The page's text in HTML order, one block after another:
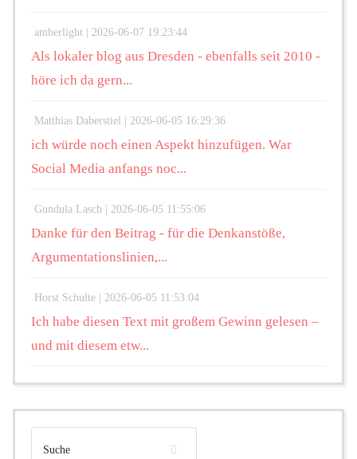
amberlight | 2026-06-07 19:23:44
Als lokaler blog aus Dresden - ebenfalls seit 2010 -
höre ich da gern...
Matthias Daberstiel | 2026-06-05 16:29:36
ich würde noch einen Aspekt hinzufügen. War
Social Media anfangs noc...
Gundula Lasch | 2026-06-05 11:55:06
Danke für den Beitrag - für die Denkanstöße,
Argumentationslinien,...
Horst Schulte | 2026-06-05 11:53:04
Ich habe diesen Text mit großem Gewinn gelesen –
und mit diesem etw...